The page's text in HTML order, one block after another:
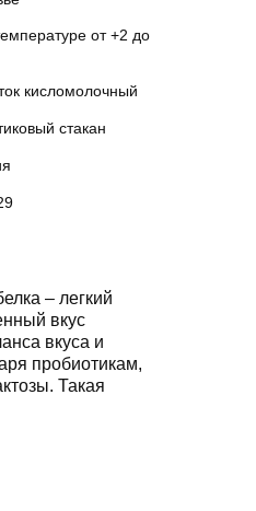
от +2 до
кисломолочный
стакан
– легкий
вкус
вкуса и
пробиотикам,
Такая